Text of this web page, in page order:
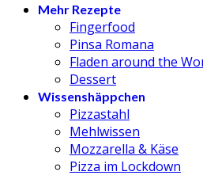
Mehr Rezepte
Fingerfood
Pinsa Romana
Fladen around the
Dessert
Wissenshäppchen
Pizzastahl
Mehlwissen
Mozzarella & Käse
Pizza im Lockdown